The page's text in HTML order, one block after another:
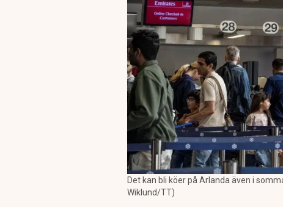
Det kan bli köer på Arlanda även i
Wiklund/TT)